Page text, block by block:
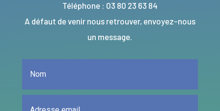
Téléphone : 03 80 23 63 84
A défaut de venir nous retrouver, envoyez-nous
un message.